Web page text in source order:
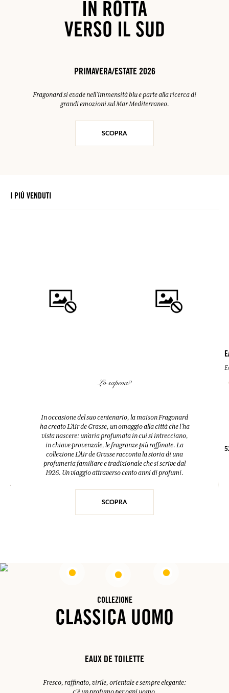
IN ROTTA
VERSO IL SUD
PRIMAVERA/ESTATE 2026
Fragonard si evade nell’immensità blu e parte alla ricerca di
grandi emozioni sul Mar Mediterraneo.
SCOPRA
I PIÚ VENDUTI
FLEUR D'ORANGER (FIORI
100ml
38,00 €
Lo sapeva?
In occasione del suo centenario, la maison Fragonard
ha creato L’Air de Grasse, un omaggio alla città che l’ha
vista nascere: un’aria profumata in cui si intrecciano,
in chiave provenzale, le fragranze più raffinate. La
collezione L’Air de Grasse racconta la storia di una
profumeria familiare e tradizionale che si scrive dal
1926. Un viaggio attraverso cento anni di profumi.
SCOPRA
COLLEZIONE
CLASSICA UOMO
EAUX DE TOILETTE
Fresco, raffinato, virile, orientale e sempre elegante: